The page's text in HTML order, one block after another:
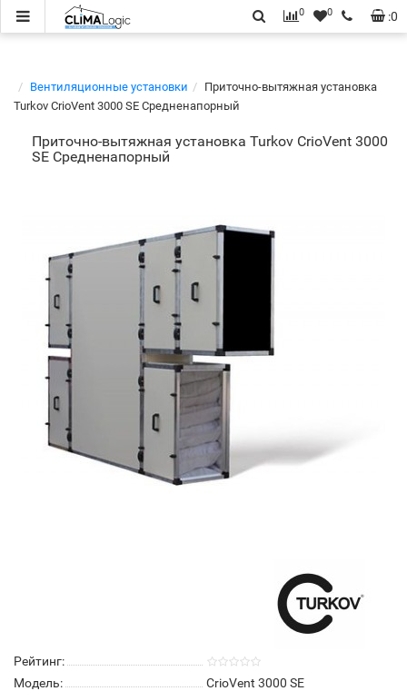
:0
0 0
Вентиляционные установки
Приточно-вытяжная установка
Turkov CrioVent 3000 SE Средненапорный
Приточно-вытяжная установка Turkov CrioVent 3000
SE Средненапорный
Рейтинг:
Модель:
CrioVent 3000 SE